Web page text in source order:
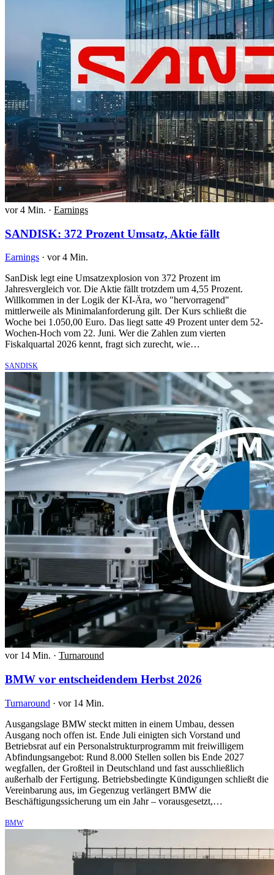
vor 4 Min. · Earnings
SANDISK: 372 Prozent Umsatz, Aktie fällt
Earnings · vor 4 Min.
SanDisk legt eine Umsatzexplosion von 372 Prozent im
Jahresvergleich vor. Die Aktie fällt trotzdem um 4,55 Prozent.
Willkommen in der Logik der KI-Ära, wo "hervorragend"
mittlerweile als Minimalanforderung gilt. Der Kurs schließt die
Woche bei 1.050,00 Euro. Das liegt satte 49 Prozent unter dem 52-
Wochen-Hoch vom 22. Juni. Wer die Zahlen zum vierten
Fiskalquartal 2026 kennt, fragt sich zurecht, wie…
SANDISK
vor 14 Min. · Turnaround
BMW vor entscheidendem Herbst 2026
Turnaround · vor 14 Min.
Ausgangslage BMW steckt mitten in einem Umbau, dessen
Ausgang noch offen ist. Ende Juli einigten sich Vorstand und
Betriebsrat auf ein Personalstrukturprogramm mit freiwilligem
Abfindungsangebot: Rund 8.000 Stellen sollen bis Ende 2027
wegfallen, der Großteil in Deutschland und fast ausschließlich
außerhalb der Fertigung. Betriebsbedingte Kündigungen schließt die
Vereinbarung aus, im Gegenzug verlängert BMW die
Beschäftigungssicherung um ein Jahr – vorausgesetzt,…
BMW